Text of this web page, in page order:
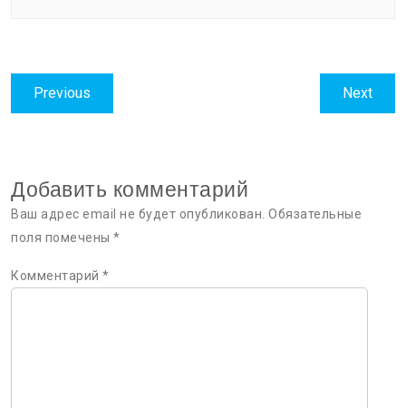
Навигация
по
Previous
post:
NextNext
post:
Добавить комментарий
Ваш адрес email не будет опубликован. Обязательные
поля помечены *
Комментарий *